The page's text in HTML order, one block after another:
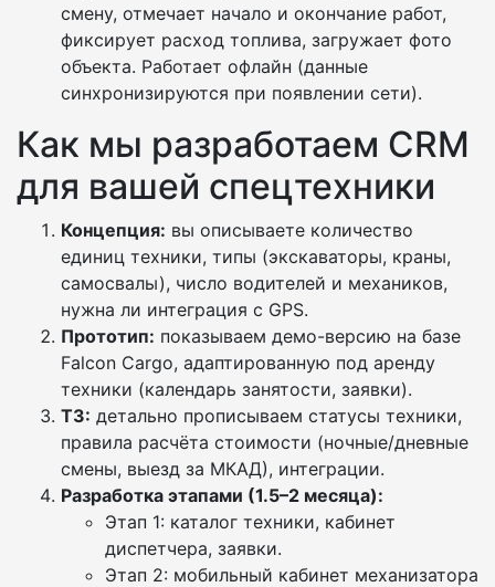
смену, отмечает начало и окончание работ,
фиксирует расход топлива, загружает фото
объекта. Работает офлайн (данные
синхронизируются при появлении сети).
Как мы разработаем CRM
для вашей спецтехники
Концепция: вы описываете количество
единиц техники, типы (экскаваторы, краны,
самосвалы), число водителей и механиков,
нужна ли интеграция с GPS.
Прототип: показываем демо-версию на базе
Falcon Cargo, адаптированную под аренду
техники (календарь занятости, заявки).
ТЗ: детально прописываем статусы техники,
правила расчёта стоимости (ночные/дневные
смены, выезд за МКАД), интеграции.
Разработка этапами (1.5–2 месяца):
Этап 1: каталог техники, кабинет
диспетчера, заявки.
Этап 2: мобильный кабинет механизатора